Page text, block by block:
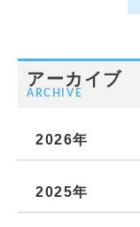
アーカイブ
ARCHIVE
2026年
2025年